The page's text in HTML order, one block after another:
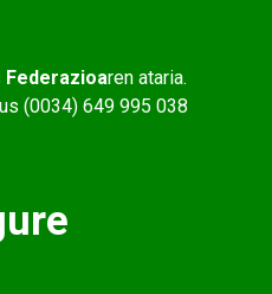
Federazioaren ataria.
(0034) 649 995 038